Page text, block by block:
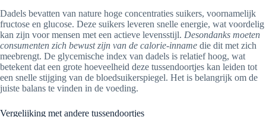
Dadels bevatten van nature hoge concentraties suikers, voornamelijk
fructose en glucose. Deze suikers leveren snelle energie, wat voordelig
kan zijn voor mensen met een actieve levensstijl. Desondanks moeten
consumenten zich bewust zijn van de calorie-inname die dit met zich
meebrengt. De glycemische index van dadels is relatief hoog, wat
betekent dat een grote hoeveelheid deze tussendoortjes kan leiden tot
een snelle stijging van de bloedsuikerspiegel. Het is belangrijk om de
juiste balans te vinden in de voeding.
Vergelijking met andere tussendoortjes